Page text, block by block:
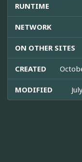
RUNTIME
NETWORK
ON OTHER SITES
CREATED
MODIFIED